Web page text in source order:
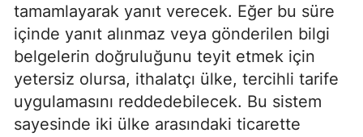
tamamlayarak yanıt verecek. Eğer bu süre
içinde yanıt alınmaz veya gönderilen bilgi
belgelerin doğruluğunu teyit etmek için
yetersiz olursa, ithalatçı ülke, tercihli tarife
uygulamasını reddedebilecek. Bu sistem
sayesinde iki ülke arasındaki ticarette